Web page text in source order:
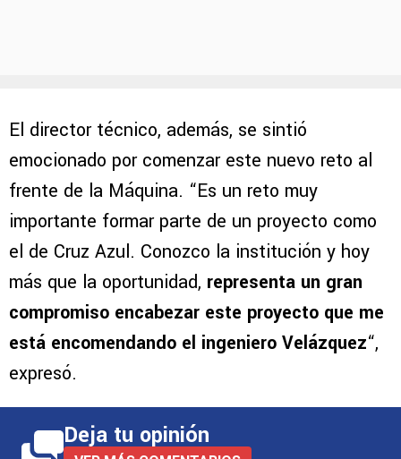
El director técnico, además, se sintió
emocionado por comenzar este nuevo reto al
frente de la Máquina. “Es un reto muy
importante formar parte de un proyecto como
el de Cruz Azul. Conozco la institución y hoy
más que la oportunidad, representa un gran
compromiso encabezar este proyecto que me
está encomendando el ingeniero Velázquez“,
expresó.
Deja tu opinión